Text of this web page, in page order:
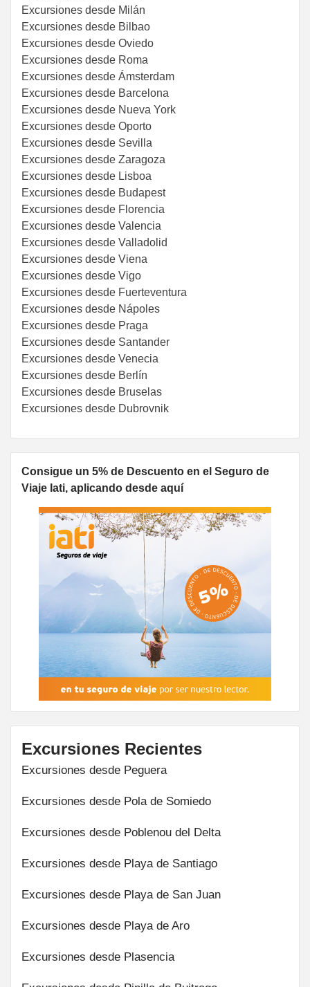
Excursiones desde Milán
Excursiones desde Bilbao
Excursiones desde Oviedo
Excursiones desde Roma
Excursiones desde Ámsterdam
Excursiones desde Barcelona
Excursiones desde Nueva York
Excursiones desde Oporto
Excursiones desde Sevilla
Excursiones desde Zaragoza
Excursiones desde Lisboa
Excursiones desde Budapest
Excursiones desde Florencia
Excursiones desde Valencia
Excursiones desde Valladolid
Excursiones desde Viena
Excursiones desde Vigo
Excursiones desde Fuerteventura
Excursiones desde Nápoles
Excursiones desde Praga
Excursiones desde Santander
Excursiones desde Venecia
Excursiones desde Berlín
Excursiones desde Bruselas
Excursiones desde Dubrovnik
Consigue un 5% de Descuento en el Seguro de
Viaje Iati, aplicando desde aquí
Excursiones Recientes
Excursiones desde Peguera
Excursiones desde Pola de Somiedo
Excursiones desde Poblenou del Delta
Excursiones desde Playa de Santiago
Excursiones desde Playa de San Juan
Excursiones desde Playa de Aro
Excursiones desde Plasencia